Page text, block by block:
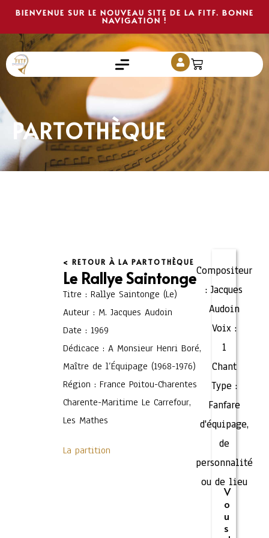
BIENVENUE SUR LE NOUVEAU SITE DE LA FITF. BONNE
NAVIGATION !
PARTOTHÈQUE
< RETOUR À LA PARTOTHÈQUE
Le Rallye Saintonge
Titre : Rallye Saintonge (Le)
Auteur : M. Jacques Audoin
Date : 1969
Dédicace : A Monsieur Henri Boré,
Maître de l’Équipage (1968-1976)
Région : France Poitou-Charentes
Charente-Maritime Le Carrefour,
Les Mathes
La partition
Compositeur
: Jacques
Audoin
Voix :
1
Chant
Type :
Fanfare
d'équipage,
de
personnalité
ou de lieu
V
o
u
s